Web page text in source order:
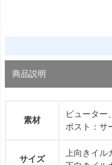
商品説明
素材
ピューター
ポスト：サ
サイズ
上向きイ